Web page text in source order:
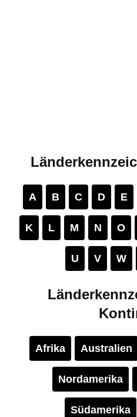
A B C D E
K L M N O
U V W
Afrika Australien
Nordamerika
Südamerika